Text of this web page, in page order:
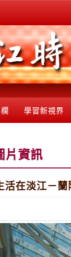
學習新視界
片資訊
在淡江－蘭